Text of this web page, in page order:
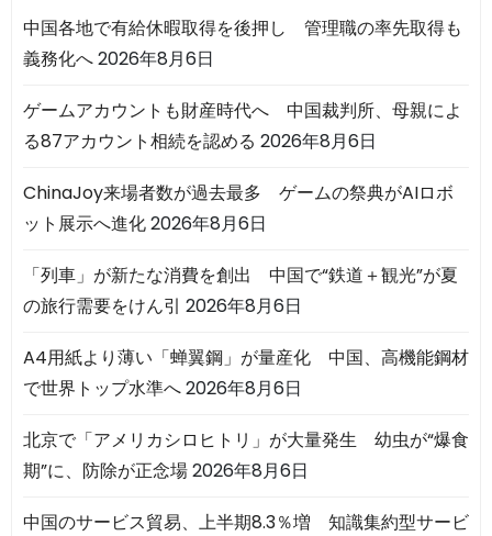
中国各地で有給休暇取得を後押し 管理職の率先取得も
義務化へ2026年8月6日
ゲームアカウントも財産時代へ 中国裁判所、母親によ
る87アカウント相続を認める 2026年8月6日
ChinaJoy来場者数が過去最多 ゲームの祭典がAIロボ
ット展示へ進化2026年8月6日
「列車」が新たな消費を創出 中国で“鉄道＋観光”が夏
の旅行需要をけん引 2026年8月6日
A4用紙より薄い「蝉翼鋼」が量産化 中国、高機能鋼材
で世界トップ水準へ2026年8月6日
北京で「アメリカシロヒトリ」が大量発生 幼虫が“爆食
期”に、防除が正念場2026年8月6日
中国のサービス貿易、上半期8.3％増 知識集約型サービ